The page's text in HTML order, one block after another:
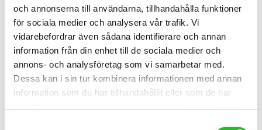
och annonserna till användarna, tillhandahålla funktioner
för sociala medier och analysera vår trafik. Vi
vidarebefordrar även sådana identifierare och annan
information från din enhet till de sociala medier och
annons- och analysföretag som vi samarbetar med.
Dessa kan i sin tur kombinera informationen med annan
information som du har tillhandahållit eller som de har
Barncyklar
Motobecane Roadie springcykel
1 799,00kr